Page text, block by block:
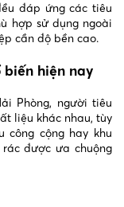
đáp ứng các tiêu
hợp sử dụng ngoài
cần độ bền cao.
hiện nay
Phòng, người tiêu
liệu khác nhau, tùy
công cộng hay khu
được ưa chuộng